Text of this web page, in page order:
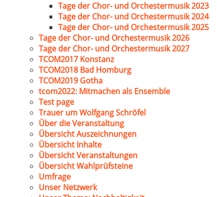
Tage der Chor- und Orchestermusik 2023
Tage der Chor- und Orchestermusik 2024
Tage der Chor- und Orchestermusik 2025
Tage der Chor- und Orchestermusik 2026
Tage der Chor- und Orchestermusik 2027
TCOM2017 Konstanz
TCOM2018 Bad Homburg
TCOM2019 Gotha
tcom2022: Mitmachen als Ensemble
Test page
Trauer um Wolfgang Schröfel
Über die Veranstaltung
Übersicht Auszeichnungen
Übersicht Inhalte
Übersicht Veranstaltungen
Übersicht Wahlprüfsteine
Umfrage
Unser Netzwerk